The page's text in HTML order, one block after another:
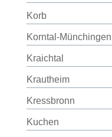
Korb
Korntal-Münchingen
Kraichtal
Krautheim
Kressbronn
Kuchen